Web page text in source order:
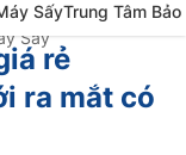
SấyTrung Tâm Bảo
Sấy
rẻ
ra mắt có